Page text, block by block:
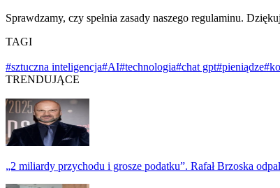
Sprawdzamy, czy spełnia zasady naszego regulaminu.
TAGI
#sztuczna inteligencja#AI#technologia#chat gpt#pieniądze
TRENDUJĄCE
„2 miliardy przychodu i grosze podatku”. Rafał Brzoska